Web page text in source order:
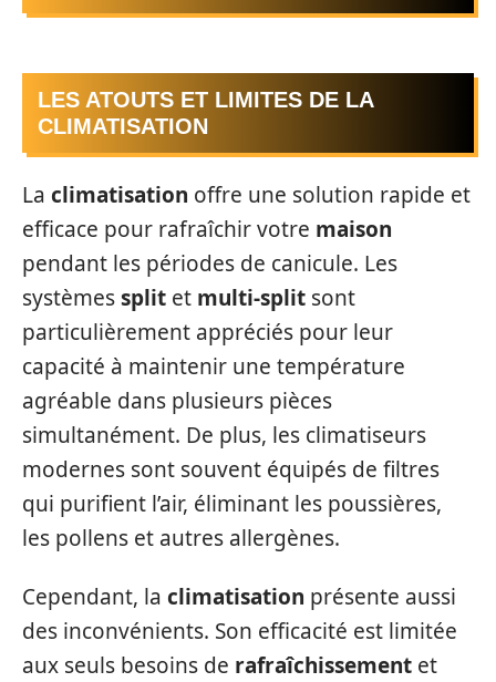
LES ATOUTS ET LIMITES DE LA
CLIMATISATION
La climatisation offre une solution rapide et
efficace pour rafraîchir votre maison
pendant les périodes de canicule. Les
systèmessplit et multi-split sont
particulièrement appréciés pour leur
capacité à maintenir une température
agréable dans plusieurs pièces
simultanément. De plus, les climatiseurs
modernes sont souvent équipés de filtres
qui purifient l’air, éliminant les poussières,
les pollens et autres allergènes.
Cependant, la climatisation présente aussi
des inconvénients. Son efficacité est limitée
aux seuls besoins de rafraîchissement et